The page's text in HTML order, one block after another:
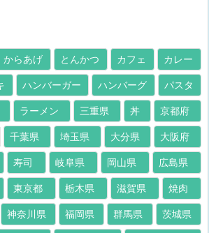
からあげ とんかつ カフェ カレー
ハンバーガー ハンバーグ パスタ
ラーメン 三重県 丼 京都府
千葉県 埼玉県 大分県 大阪府
寿司 岐阜県 岡山県 広島県
東京都 栃木県 滋賀県 焼肉
神奈川県 福岡県 群馬県 茨城県